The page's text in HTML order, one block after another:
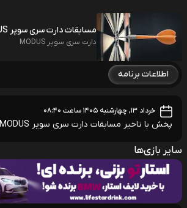
مسابقات دارت سری سوپر MODUS
دارت سری سوپر MODUS
اطلاعات برنامه
خرداد ۱۳, چهارشنبه ۱۴۰۵ ساعت ۰۸:۴۰
پخش با تاخیر مسابقات دارت سری سوپر MODUS
سایر بازی‌ها